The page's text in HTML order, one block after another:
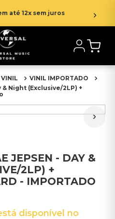
até 12x sem juros
VINIL
VINIL IMPORTADO
Night (Exclusive/2LP) +
JEPSEN - DAY &
2LP) +
- IMPORTADO
disponível no